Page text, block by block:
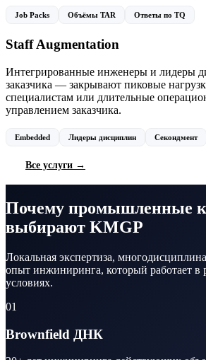
Job Packs Объёмы TAR Ответы по TQ
Staff Augmentation
Интегрированные инженеры и лидеры
заказчика — закрывают пиковые
специалистам или длительные
управлением заказчика.
Embedded Лидеры дисциплин Секондмент
Все услуги →
Почему промышленные
выбирают KMGP
Локальная экспертиза,
опыт инжиниринга, который работает в
условиях.
01
Brownfield ДНК